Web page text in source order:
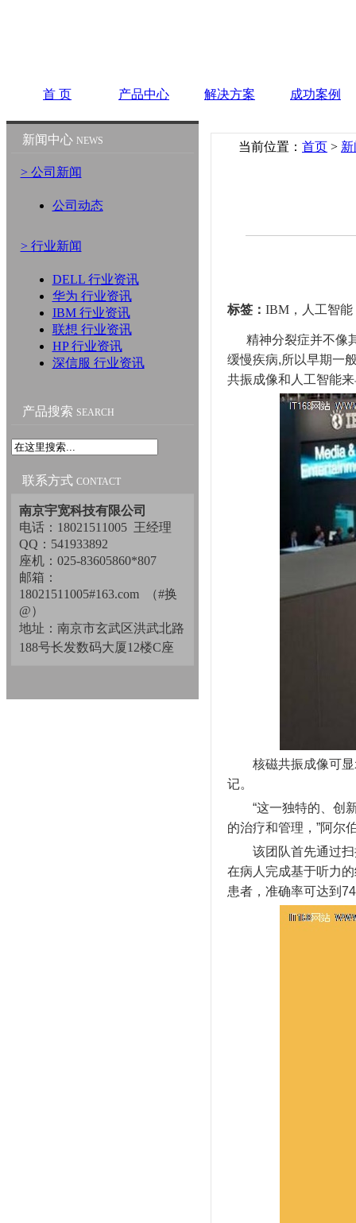
首 页 产品中心 解决方案 成功案例
新闻中心 NEWS
> 公司新闻
公司动态
> 行业新闻
DELL 行业资讯
华为 行业资讯
IBM 行业资讯
联想 行业资讯
HP 行业资讯
深信服 行业资讯
产品搜索 SEARCH
联系方式 CONTACT
南京宇宽科技有限公司
电话：18021511005 王经理
QQ：541933892
座机：025-83605860*807
邮箱：
18021511005#163.com （#换
@）
地址：南京市玄武区洪武北路
188号长发数码大厦12楼C座
当前位置： 首页 >
标签： IBM，人工智能
精神分裂症并不像其
缓慢疾病,所以早期一
共振成像和人工智能
核磁共振成像可显
记。
“这一独特的、创新
的治疗和管理，”阿尔
该团队首先通过扫
在病人完成基于听力
患者，准确率可达到